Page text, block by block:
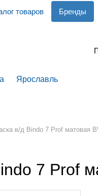
товаров Бренды
Ярославль
в/д Bindo 7 Prof матовая
7 Prof